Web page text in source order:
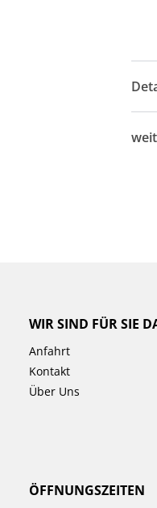
WIR SIND FÜR SIE
Anfahrt
Kontakt
Über Uns
ÖFFNUNGSZEITEN